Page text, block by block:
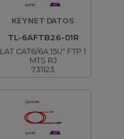
KEYNET DATOS
TL-6AFTB26-01R
LAT CAT6/6A 15U" FTP 1
MTS RJ
731123